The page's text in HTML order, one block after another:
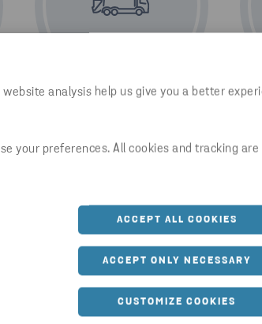
website analysis help us give you a better
your preferences. All cookies and tracking
ACCEPT ALL COOKIES
ACCEPT ONLY NECESSARY
CUSTOMIZE COOKIES
Vi märker kärlen på rätt sätt för
att förebygga risker och säkra en